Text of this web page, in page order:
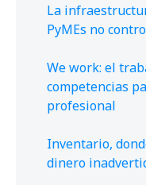
La
PyMEs no
We work: el
competencias
profesional
Inventario,
dinero